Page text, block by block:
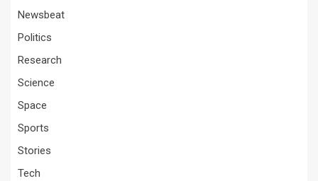
Newsbeat
Politics
Research
Science
Space
Sports
Stories
Tech